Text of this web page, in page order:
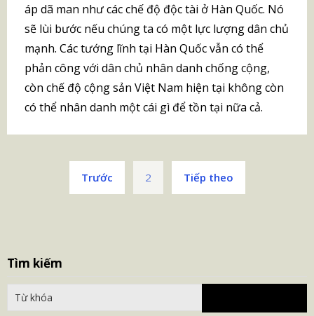
áp dã man như các chế độ độc tài ở Hàn Quốc. Nó
sẽ lùi bước nếu chúng ta có một lực lượng dân chủ
mạnh. Các tướng lĩnh tại Hàn Quốc vẫn có thể
phản công với dân chủ nhân danh chống cộng,
còn chế độ cộng sản Việt Nam hiện tại không còn
có thể nhân danh một cái gì để tồn tại nữa cả.
Phân
trang
Trước 2 Tiếp theo
Tìm kiếm